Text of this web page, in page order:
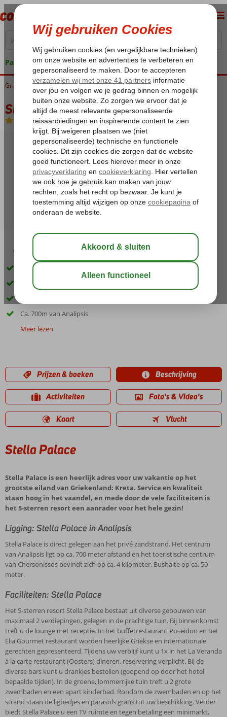
Pakketgarantie
Home
Griekenland Kreta Analipsis Stella Palace
Stella Palace
All Inclusive-Hotel
03:30
Eigen privé zandstrand
Zwembad met piratenschip en 2 glijbaantjes
Ca. 700m van Analipsis
Meer lezen
Prijzen & boeken Beschrijving
Activiteiten Foto's & Video's
Kaart Vlucht
Stella Palace
Stella Palace is een heerlijk adres voor uw vakantie op het
grootste eiland van Griekenland: Kreta. Service en kwaliteit
staan hoog in het vaandel, en mede door de vele faciliteiten is
het 5-sterren resort een aanrader voor het hele gezin!
Ligging: Stella Palace in Analipsis
Stella Palace is direct gelegen aan het privé zandstrand. Het centrum
van Analipsis ligt op ca. 700 meter afstand en het toeristische centrum
van Chersonissos bevindt zich op ca. 4 kilometer. Bushalte op ca. 50
meter.
Faciliteiten: Stella Palace
Het 5-sterren resort Stella Palace bestaat uit diverse gebouwen van
maximaal 2 verdiepingen, gelegen in de prachtige tuin. Bij binnenkomst
treft u de lounge met receptie. In het buffetrestaurant Poseidon en het
Elia Gourmet restaurant worden heerlijke Griekse en internationale
gerechten gepresenteerd. Tijdens uw verblijf kunt u 1x in het La Veranda
á la carte restaurant (Oosters) dineren, reservering verplicht. Bij de
diverse bars kunt u drankjes bestellen (geopend op door het hotel
bepaalde tijden). In de groene, lommerrijke tuin treft u 2 grote
zwembaden en een apart kinderbad. Rondom de zwembaden en op het
strand staan de ligbedjes en parasols gratis tot uw beschikking. Verder
biedt Stella Palace u een TV ruimte en tegen betaling een minimarkt,